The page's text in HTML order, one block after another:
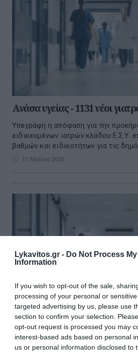
Lykavitos.gr - Do Not Process
Information
If you wish to opt-out of the sale,
processing of your personal or
targeted advertising by us, please use
section to confirm your selection.
opt-out request is processed you may
interest-based ads based on personal
us or personal information disclosed to
Ανάσα υγείας - 1131 νέοι
Υπεγράφη η απόφαση για την
ειδικευμένων ιατρών κλάδου Ε.Σ.Υ.
βαθμών και ειδικοτήτων για τις
11 Μαΐου 2026
Την επόμενη εβδομάδα η